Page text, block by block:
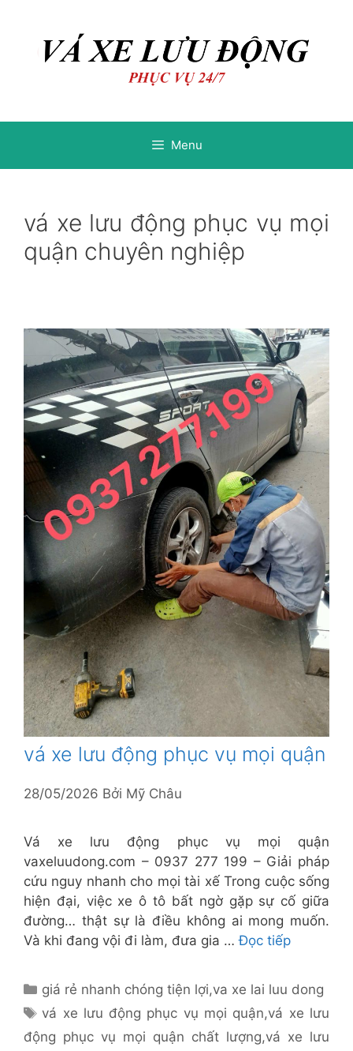
Menu
vá xe lưu động phục vụ mọi
quận chuyên nghiệp
vá xe lưu động phục vụ mọi quận
28/05/2026 Bởi Mỹ Châu
Vá xe lưu động phục vụ mọi quận
vaxeluudong.com – 0937 277 199 – Giải pháp
cứu nguy nhanh cho mọi tài xế Trong cuộc sống
hiện đại, việc xe ô tô bất ngờ gặp sự cố giữa
đường… thật sự là điều không ai mong muốn.
Và khi đang vội đi làm, đưa gia …Đọc tiếp
Danh
mục
giá rẻ nhanh chóng tiện lợi,va xe lai luu dong
Thẻ
vá xe lưu động phục vụ mọi quận,vá xe lưu
động phục vụ mọi quận chất lượng,vá xe lưu